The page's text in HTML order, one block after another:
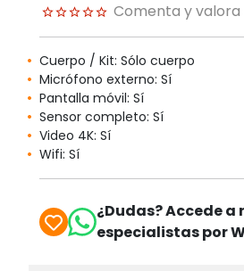
Comenta y
Cuerpo / Kit: Sólo cuerpo
Micrófono externo: Sí
Pantalla móvil: Sí
Sensor completo: Sí
Video 4K: Sí
Wifi: Sí
¿Dudas? Accede a
especialistas por